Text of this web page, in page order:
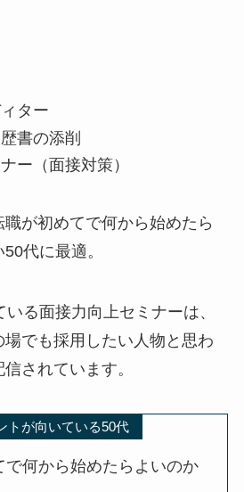
ター
書の添削
ー（面接対策）
が初めてで何から始めたら
代に最適。
る面接力向上セミナーは、
でも採用したい人物と思わ
されています。
トが向いている50代
で何から始めたらよいのか